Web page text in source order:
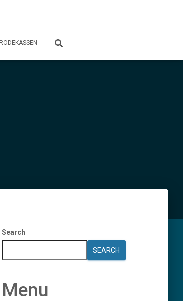
RODEKASSEN
Search
SEARCH
Menu